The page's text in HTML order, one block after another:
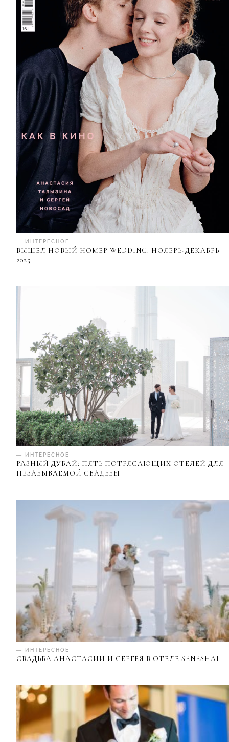
— ИНТЕРЕСНОЕ
ВЫШЕЛ НОВЫЙ НОМЕР WEDDING: НОЯБРЬ-ДЕКАБРЬ
2025
— ИНТЕРЕСНОЕ
РАЗНЫЙ ДУБАЙ: ПЯТЬ ПОТРЯСАЮЩИХ ОТЕЛЕЙ ДЛЯ
НЕЗАБЫВАЕМОЙ СВАДЬБЫ
— ИНТЕРЕСНОЕ
СВАДЬБА АНАСТАСИИ И СЕРГЕЯ В ОТЕЛЕ SENESHAL